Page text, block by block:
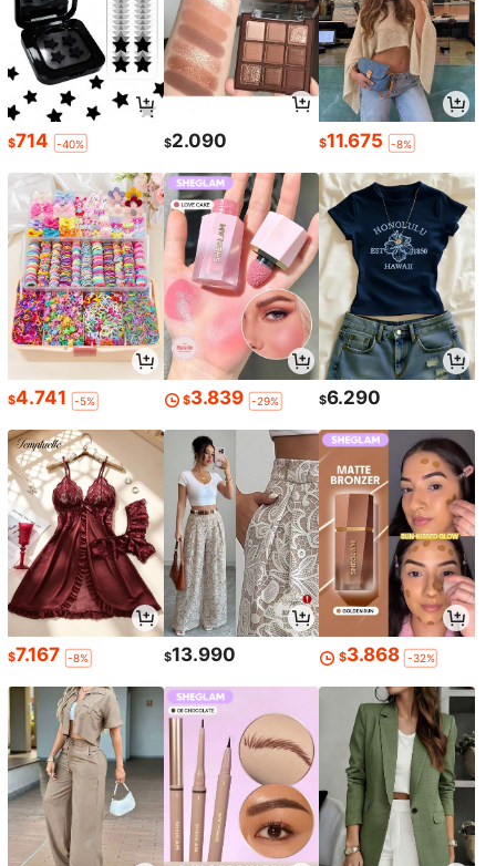
$714 -40% $2.090 $11.675 -8%
$4.741 -5% $3.839 -29% $6.290
$7.167 -8% $13.990 $3.868 -32%